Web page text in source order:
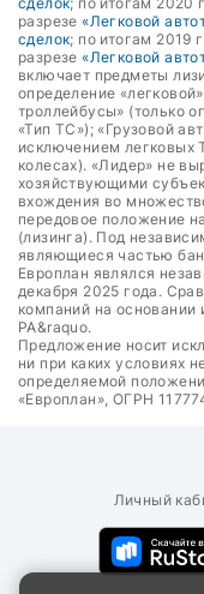
разрезе «Легковой
сделок; по итогам 2019
разрезе «Легковой
включает предметы
определение
троллейбусы» (только
«Тип ТС»); «Грузовой
исключением легковых
колесах). «Лидер» не
хозяйствующими
вхождения во
передовое положение
(лизинга). Под
являющиеся частью
Европлан являлся
декабря 2025 года.
компаний на основании
РА&raquo.
Предложение носит
ни при каких условиях
определяемой
«Европлан», ОГРН
Личный